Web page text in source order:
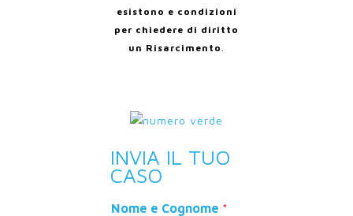
esistono e condizioni
per chiedere di diritto
un Risarcimento
INVIA IL TUO
CASO
Nome e Cognome *